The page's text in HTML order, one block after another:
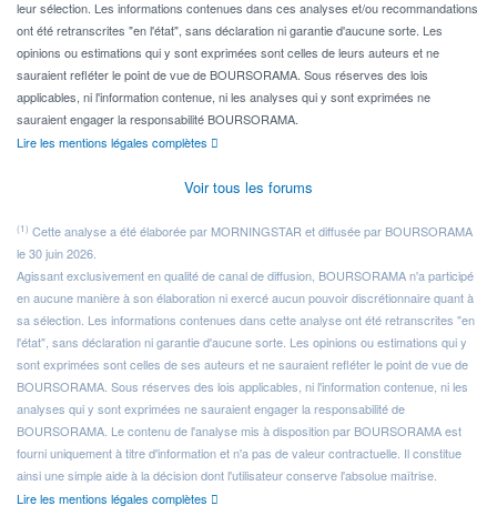
leur sélection. Les informations contenues dans ces analyses et/ou recommandations
ont été retranscrites "en l'état", sans déclaration ni garantie d'aucune sorte. Les
opinions ou estimations qui y sont exprimées sont celles de leurs auteurs et ne
sauraient refléter le point de vue de BOURSORAMA. Sous réserves des lois
applicables, ni l'information contenue, ni les analyses qui y sont exprimées ne
sauraient engager la responsabilité BOURSORAMA.
Lire les mentions légales complètes
Voir tous les forums
(1) Cette analyse a été élaborée par MORNINGSTAR et diffusée par BOURSORAMA
le 30 juin 2026.
Agissant exclusivement en qualité de canal de diffusion, BOURSORAMA n'a participé
en aucune manière à son élaboration ni exercé aucun pouvoir discrétionnaire quant à
sa sélection. Les informations contenues dans cette analyse ont été retranscrites "en
l'état", sans déclaration ni garantie d'aucune sorte. Les opinions ou estimations qui y
sont exprimées sont celles de ses auteurs et ne sauraient refléter le point de vue de
BOURSORAMA. Sous réserves des lois applicables, ni l'information contenue, ni les
analyses qui y sont exprimées ne sauraient engager la responsabilité de
BOURSORAMA. Le contenu de l'analyse mis à disposition par BOURSORAMA est
fourni uniquement à titre d'information et n'a pas de valeur contractuelle. Il constitue
ainsi une simple aide à la décision dont l'utilisateur conserve l'absolue maîtrise.
Lire les mentions légales complètes